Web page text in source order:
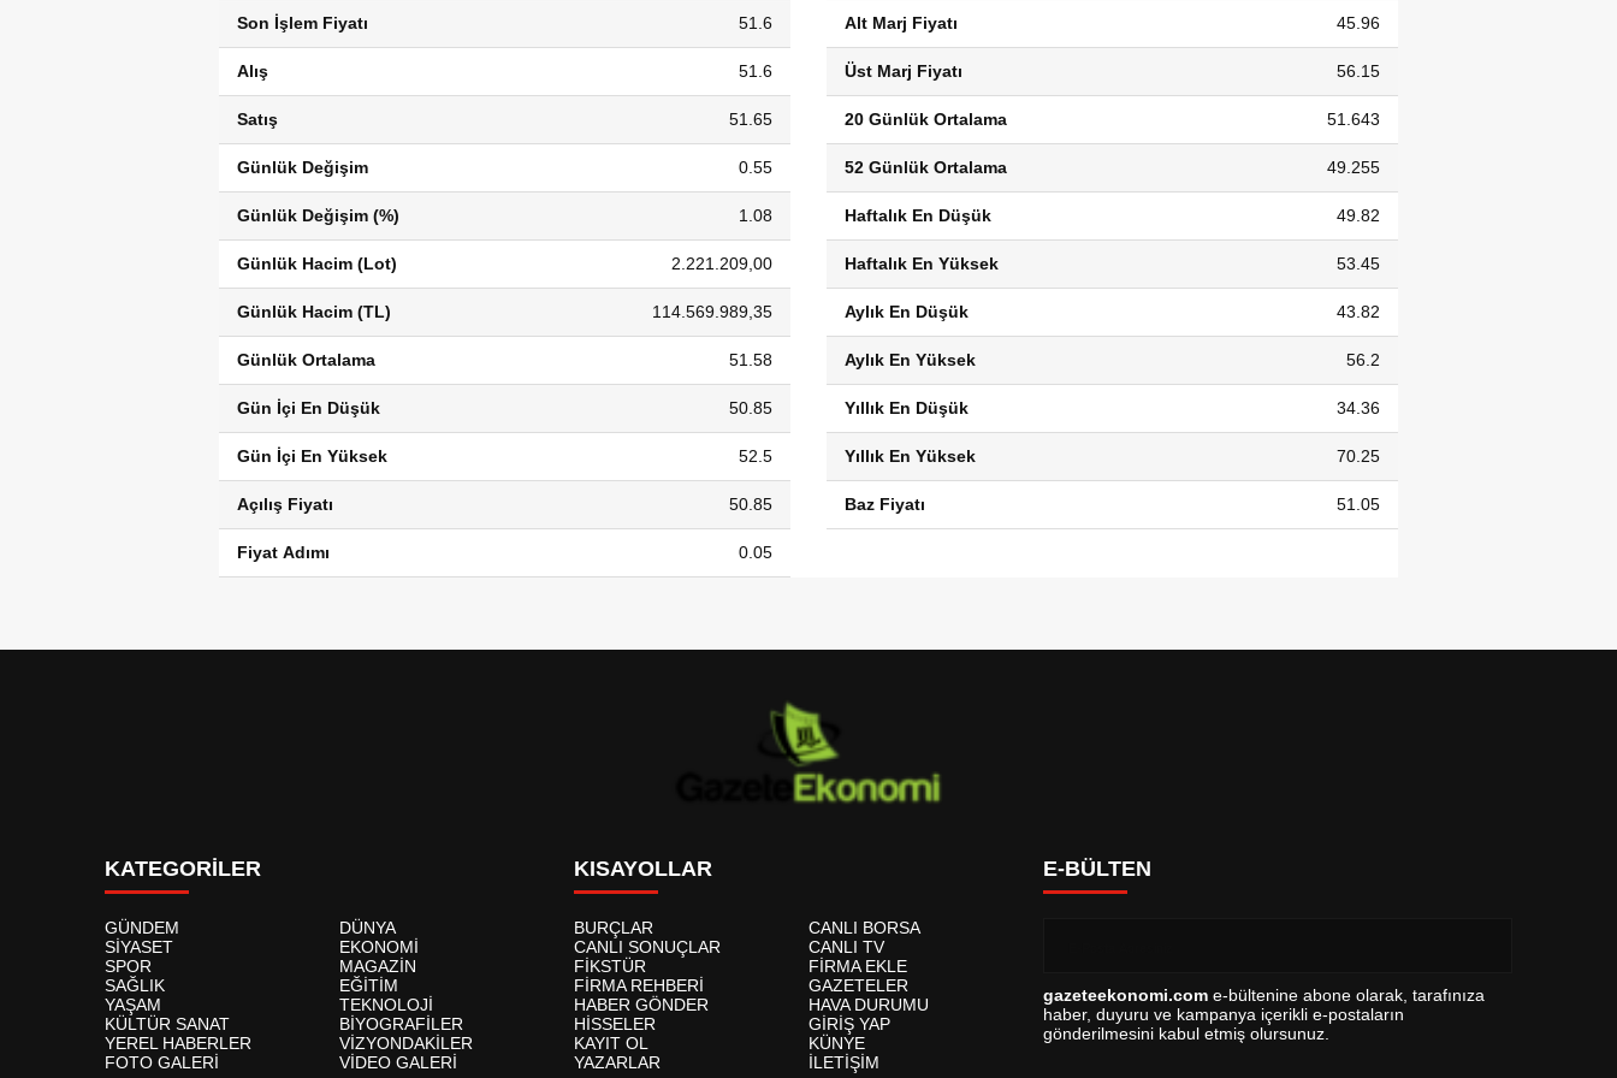
Son İşlem Fiyatı 51.6
Alış 51.6
Satış 51.65
Günlük Değişim 0.55
Günlük Değişim (%) 1.08
Günlük Hacim (Lot) 2.221.209,00
Günlük Hacim (TL) 114.569.989,35
Günlük Ortalama 51.58
Gün İçi En Düşük 50.85
Gün İçi En Yüksek 52.5
Açılış Fiyatı 50.85
Fiyat Adımı 0.05
Alt Marj Fiyatı 45.96
Üst Marj Fiyatı 56.15
20 Günlük Ortalama 51.643
52 Günlük Ortalama 49.255
Haftalık En Düşük 49.82
Haftalık En Yüksek 53.45
Aylık En Düşük 43.82
Aylık En Yüksek 56.2
Yıllık En Düşük 34.36
Yıllık En Yüksek 70.25
Baz Fiyatı 51.05
KATEGORİLER
GÜNDEM
DÜNYA
SİYASET
EKONOMİ
SPOR
MAGAZİN
SAĞLIK
EĞİTİM
YAŞAM
TEKNOLOJİ
KÜLTÜR SANAT
BİYOGRAFİLER
YEREL HABERLER
VİZYONDAKİLER
FOTO GALERİ
VİDEO GALERİ
KISAYOLLAR
BURÇLAR
CANLI BORSA
CANLI SONUÇLAR
CANLI TV
FİKSTÜR
FİRMA EKLE
FİRMA REHBERİ
GAZETELER
HABER GÖNDER
HAVA DURUMU
HİSSELER
GİRİŞ YAP
KAYIT OL
KÜNYE
YAZARLAR
İLETİŞİM
E-BÜLTEN
gazeteekonomi.com e-bültenine abone olarak, tarafınıza
haber, duyuru ve kampanya içerikli e-postaların
gönderilmesini kabul etmiş olursunuz.